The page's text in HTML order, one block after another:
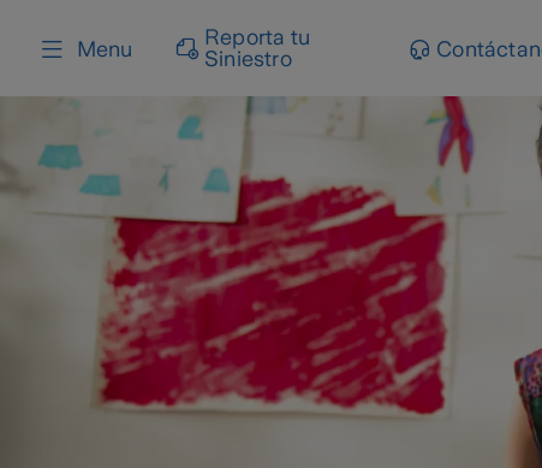
Menu
Reporta tu
Siniestro